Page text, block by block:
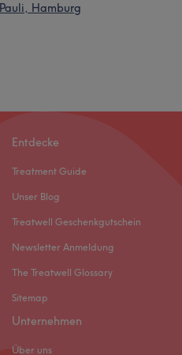
Hamburg
Entdecke
Treatment Guide
Unser Blog
Treatwell Geschenkgutschein
Newsletter Anmeldung
The Treatwell Glossary
Sitemap
Unternehmen
Über uns